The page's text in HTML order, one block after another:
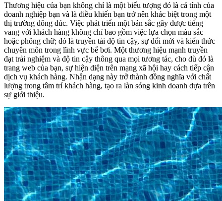
Thương hiệu của bạn không chỉ là một biểu tượng đó là cá tính của
doanh nghiệp bạn và là điều khiến bạn trở nên khác biệt trong một
thị trường đông đúc. Việc phát triển một bản sắc gây được tiếng
vang với khách hàng không chỉ bao gồm việc lựa chọn màu sắc
hoặc phông chữ; đó là truyền tải độ tin cậy, sự đổi mới và kiến ​​thức
chuyên môn trong lĩnh vực bể bơi. Một thương hiệu mạnh truyền
đạt trải nghiệm và độ tin cậy thông qua mọi tương tác, cho dù đó là
trang web của bạn, sự hiện diện trên mạng xã hội hay cách tiếp cận
dịch vụ khách hàng. Nhận dạng này trở thành đồng nghĩa với chất
lượng trong tâm trí khách hàng, tạo ra làn sóng kinh doanh dựa trên
sự giới thiệu.